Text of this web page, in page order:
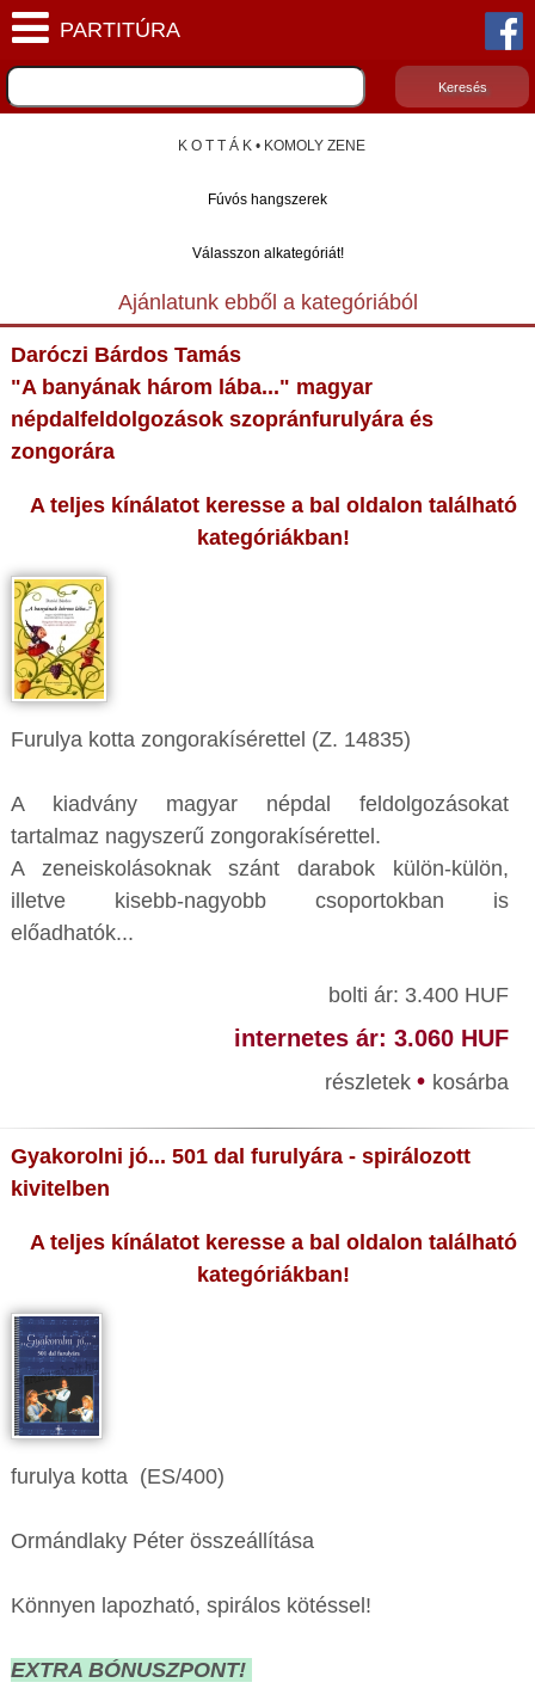
K O T T Á K • KOMOLY ZENE
Fúvós hangszerek
Válasszon alkategóriát!
Ajánlatunk ebből a kategóriából
Daróczi Bárdos Tamás
"A banyának három lába..." magyar
népdalfeldolgozások szopránfurulyára és
zongorára
A teljes kínálatot keresse a bal oldalon található
kategóriákban!
Furulya kotta zongorakísérettel (Z. 14835)
​A kiadvány magyar népdal feldolgozásokat
tartalmaz nagyszerű zongorakísérettel.
A zeneiskolásoknak szánt darabok külön-külön,
illetve kisebb-nagyobb csoportokban is
előadhatók...
bolti ár: 3.400 HUF
internetes ár: 3.060 HUF
részletek • kosárba
Gyakorolni jó... 501 dal furulyára - spirálozott
kivitelben
A teljes kínálatot keresse a bal oldalon található
kategóriákban!
furulya kotta (ES/400)
Ormándlaky Péter összeállítása
Könnyen lapozható, spirálos kötéssel!
EXTRA BÓNUSZPONT!